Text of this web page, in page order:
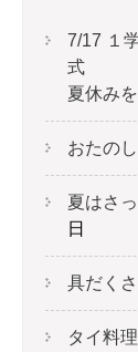
7/17 １
夏休み
おたの
夏はさ
日
具だく
タイ料